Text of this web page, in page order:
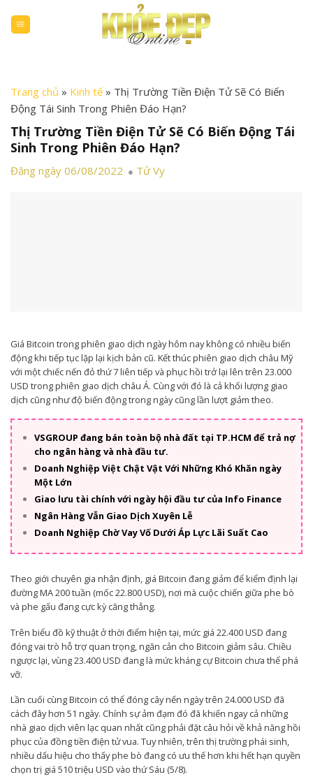
content
Trang chủ » Kinh tế » Thị Trường Tiền Điện Tử Sẽ Có Biến
Động Tái Sinh Trong Phiên Đáo Hạn?
Thị Trường Tiền Điện Tử Sẽ Có Biến Động Tái
Sinh Trong Phiên Đáo Hạn?
Đăng ngày 06/08/2022 Tử Vy
Giá Bitcoin trong phiên giao dịch ngày hôm nay không có nhiều biến
động khi tiếp tục lặp lại kịch bản cũ. Kết thúc phiên giao dịch châu Mỹ
với một chiếc nến đỏ thứ 7 liên tiếp và phục hồi trở lại lên trên 23.000
USD trong phiên giao dịch châu Á. Cùng với đó là cả khối lượng giao
dịch cũng như độ biến động trong ngày cũng lần lượt giảm theo.
VSGROUP đang bán toàn bộ nhà đất tại TP.HCM để trả nợ
cho ngân hàng và nhà đầu tư.
Doanh Nghiệp Việt Chật Vật Với Những Khó Khăn ngày
Một Lớn
Giao lưu tài chính với ngày hội đầu tư của Info Finance
Ngân Hàng Vẫn Giao Dịch Xuyên Lễ
Doanh Nghiệp Chờ Vay Vố Dưới Áp Lực Lãi Suất Cao
Theo giới chuyên gia nhận định, giá Bitcoin đang giảm để kiểm định lại
đường MA 200 tuần (mốc 22.800 USD), nơi mà cuộc chiến giữa phe bò
và phe gấu đang cực kỳ căng thẳng.
Trên biểu đồ kỹ thuật ở thời điểm hiện tại, mức giá 22.400 USD đang
đóng vai trò hỗ trợ quan trọng, ngăn cản cho Bitcoin giảm sâu. Chiều
ngược lại, vùng 23.400 USD đang là mức kháng cự Bitcoin chưa thể phá
vỡ.
Lần cuối cùng Bitcoin có thể đóng cây nến ngày trên 24.000 USD đã
cách đây hơn 51 ngày. Chính sự ảm đạm đó đã khiến ngay cả những
nhà giao dịch viên lạc quan nhất cũng phải đặt câu hỏi về khả năng hồi
phục của đồng tiền điện tử vua. Tuy nhiên, trên thị trường phái sinh,
nhiều dấu hiệu cho thấy phe bò đang có ưu thế hơn khi hết hạn quyền
chọn trị giá 510 triệu USD vào thứ Sáu (5/8).